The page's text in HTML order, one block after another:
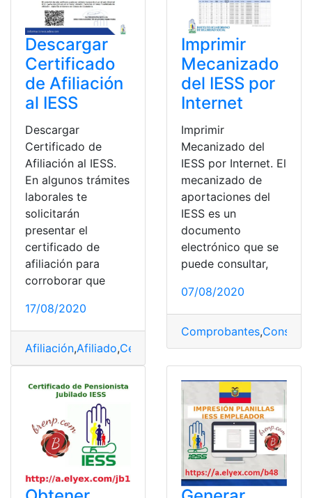
Descargar
Certificado
de Afiliación
al IESS
Descargar
Certificado de
Afiliación al IESS.
En algunos trámites
laborales te
solicitarán
presentar el
certificado de
afiliación para
corroborar que
17/08/2020
Afiliación,Afiliado,Certificados,Comprobantes,
Imprimir
Mecanizado
del IESS por
Internet
Imprimir
Mecanizado del
IESS por Internet. El
mecanizado de
aportaciones del
IESS es un
documento
electrónico que se
puede consultar,
07/08/2020
Comprobantes,